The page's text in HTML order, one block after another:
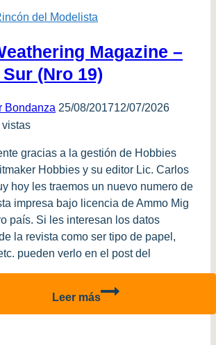
del Modelista
Magazine –
(Nro 19)
Bondanza 25/08/201712/07/2026
vistas
gracias a la gestión de Hobbies
Hobbies y su editor Lic. Carlos
hoy les traemos un nuevo numero de
impresa bajo licencia de Ammo Mig
país. Si les interesan los datos
la revista como ser tipo de papel,
pueden verlo en el post del
Leer más
The